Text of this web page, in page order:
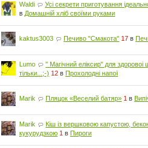
Waldi Усі секрети приготування
в Домашній хліб своїми руками
kaktus3003 Печиво "Смакота" 17 в
Lumo
" Магічний еліксир" для здоровоі
тільки...;-) 12 вПрохолодні напої
Marik Пляцок «Веселий батяр» 1 в
Marik
Кіш із вершковою капустою,
кукурудзкою 1 вПироги